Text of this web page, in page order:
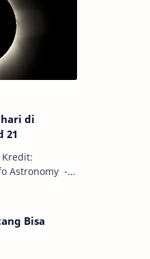
di
21
sebanyak
Bisa